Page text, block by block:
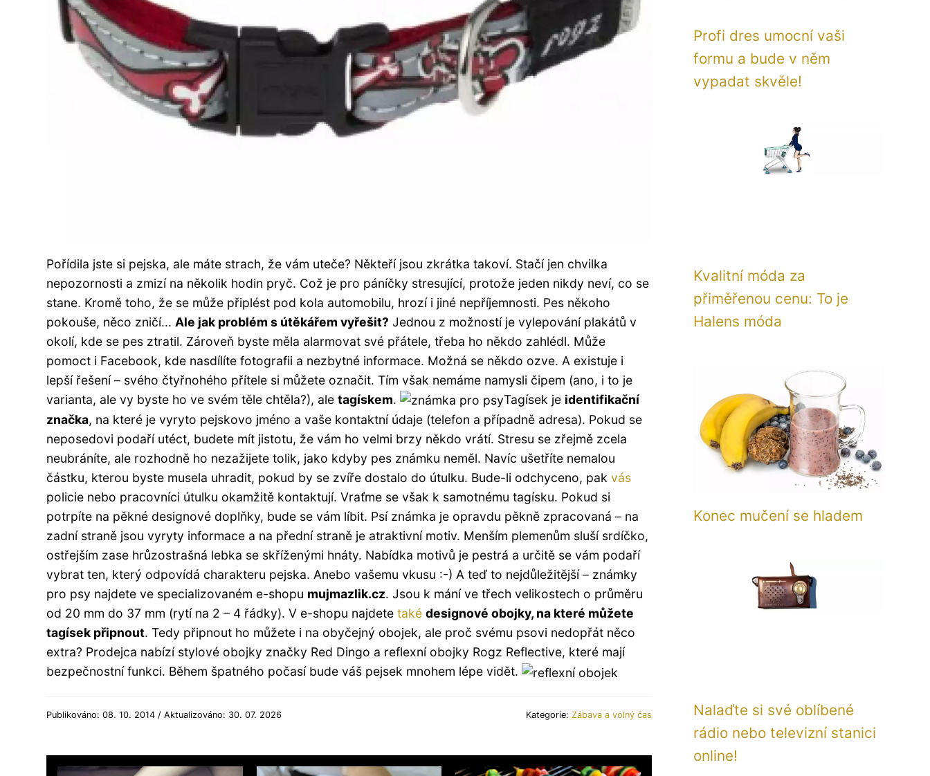
Pořídila jste si pejska, ale máte strach, že vám uteče? Někteří jsou zkrátka takoví. Stačí jen chvilka
nepozornosti a zmizí na několik hodin pryč. Což je pro páníčky stresující, protože jeden nikdy neví, co se
stane. Kromě toho, že se může připlést pod kola automobilu, hrozí i jiné nepříjemnosti. Pes někoho
pokouše, něco zničí... Ale jak problém s útěkářem vyřešit? Jednou z možností je vylepování plakátů v
okolí, kde se pes ztratil. Zároveň byste měla alarmovat své přátele, třeba ho někdo zahlédl. Může
pomoct i Facebook, kde nasdílíte fotografii a nezbytné informace. Možná se někdo ozve. A existuje i
lepší řešení – svého čtyřnohého přítele si můžete označit. Tím však nemáme namysli čipem (ano, i to je
varianta, ale vy byste ho ve svém těle chtěla?), ale tagískem. Tagísek je identifikační
značka, na které je vyryto pejskovo jméno a vaše kontaktní údaje (telefon a případně adresa). Pokud se
neposedovi podaří utéct, budete mít jistotu, že vám ho velmi brzy někdo vrátí. Stresu se zřejmě zcela
neubráníte, ale rozhodně ho nezažijete tolik, jako kdyby pes známku neměl. Navíc ušetříte nemalou
částku, kterou byste musela uhradit, pokud by se zvíře dostalo do útulku. Bude-li odchyceno, pak vás
policie nebo pracovníci útulku okamžitě kontaktují. Vraťme se však k samotnému tagísku. Pokud si
potrpíte na pěkné designové doplňky, bude se vám líbit. Psí známka je opravdu pěkně zpracovaná – na
zadní straně jsou vyryty informace a na přední straně je atraktivní motiv. Menším plemenům sluší srdíčko,
ostřejším zase hrůzostrašná lebka se skříženými hnáty. Nabídka motivů je pestrá a určitě se vám podaří
vybrat ten, který odpovídá charakteru pejska. Anebo vašemu vkusu :-) A teď to nejdůležitější – známky
pro psy najdete ve specializovaném e-shopu mujmazlik.cz. Jsou k mání ve třech velikostech o průměru
od 20 mm do 37 mm (rytí na 2 – 4 řádky). V e-shopu najdete také designové obojky, na které můžete
tagísek připnout. Tedy připnout ho můžete i na obyčejný obojek, ale proč svému psovi nedopřát něco
extra? Prodejca nabízí stylové obojky značky Red Dingo a reflexní obojky Rogz Reflective, které mají
bezpečnostní funkci. Během špatného počasí bude váš pejsek mnohem lépe vidět.
Publikováno: 08. 10. 2014 / Aktualizováno: 30. 07. 2026 Kategorie: Zábava a volný čas
Profi dres umocní vaši
formu a bude v něm
vypadat skvěle!
Kvalitní móda za
přiměřenou cenu: To je
Halens móda
Konec mučení se hladem
Nalaďte si své oblíbené
rádio nebo televizní stanici
online!